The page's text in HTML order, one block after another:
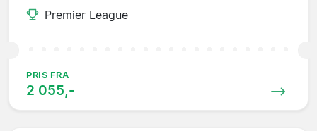
Premier League
PRIS FRA
2 055,-